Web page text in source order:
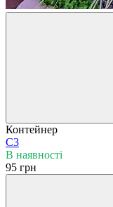
Контейнер
С3
В наявності
95 грн